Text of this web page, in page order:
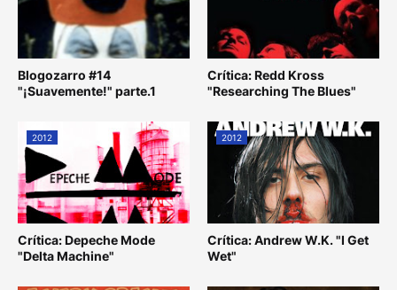
Blogozarro #14
"¡Suavemente!" parte.1
Crítica: Redd Kross
"Researching The Blues"
2012
Crítica: Depeche Mode
"Delta Machine"
2012
Crítica: Andrew W.K. "I Get
Wet"